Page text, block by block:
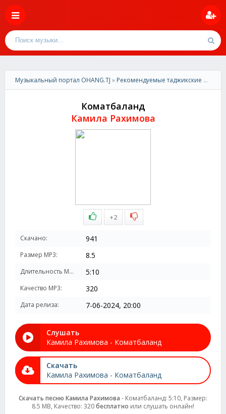
Музыкальный портал OHANG.TJ » Рекомендуемые таджикские песни
Коматбаланд
Камила Рахимова
+2
Скачано: 941
Размер MP3: 8.5
Длительность MP3: 5:10
Качество MP3: 320
Дата релиза: 7-06-2024, 20:00
Слушать
Камила Рахимова - Коматбаланд
Скачать
Камила Рахимова - Коматбаланд
Скачать песню Камила Рахимова - Коматбаланд: 5:10, Размер:
8.5 MB, Качество: 320бесплатно или слушать онлайн!